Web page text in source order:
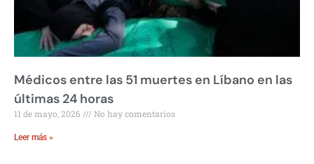
Médicos entre las 51 muertes en Líbano en las
últimas 24 horas
11 de mayo, 2026 No hay comentarios
Leer más »